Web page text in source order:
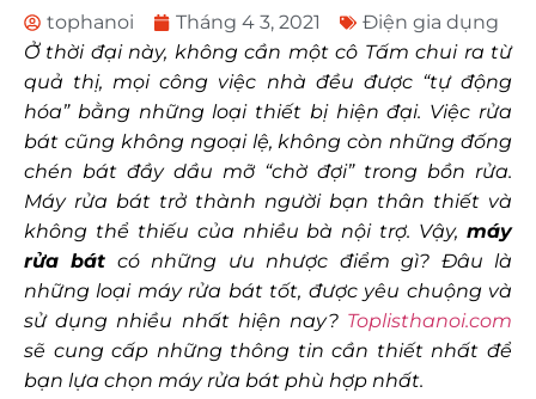
tophanoi Tháng 4 3, 2021
Điện gia dụng
Ở thời đại này, không cần một cô Tấm chui ra từ
quả thị, mọi công việc nhà đều được “tự động
hóa” bằng những loại thiết bị hiện đại. Việc rửa
bát cũng không ngoại lệ, không còn những đống
chén bát đầy dầu mỡ “chờ đợi” trong bồn rửa.
Máy rửa bát trở thành người bạn thân thiết và
không thể thiếu của nhiều bà nội trợ. Vậy, máy
rửa bát có những ưu nhược điểm gì? Đâu là
những loại máy rửa bát tốt, được yêu chuộng và
sử dụng nhiều nhất hiện nay? Toplisthanoi.com
sẽ cung cấp những thông tin cần thiết nhất để
bạn lựa chọn máy rửa bát phù hợp nhất.